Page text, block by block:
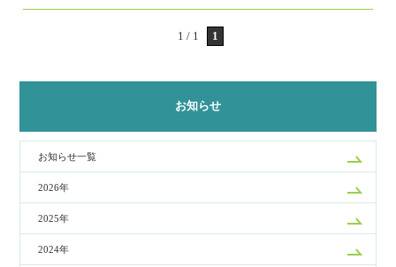
1 / 1 1
お知らせ
お知らせ一覧
2026年
2025年
2024年